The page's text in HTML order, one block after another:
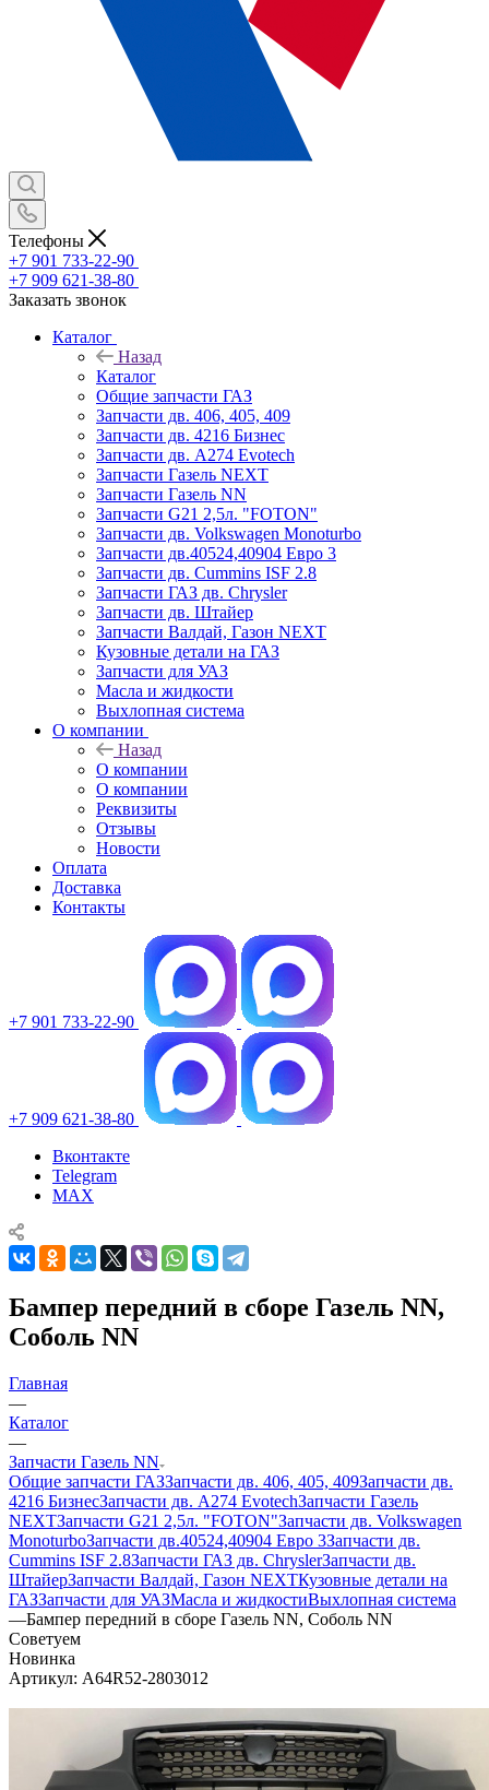
Телефоны
+7 901 733-22-90
+7 909 621-38-80
Заказать звонок
Каталог
Назад
Каталог
Общие запчасти ГАЗ
Запчасти дв. 406, 405, 409
Запчасти дв. 4216 Бизнес
Запчасти дв. A274 Evotech
Запчасти Газель NEXT
Запчасти Газель NN
Запчасти G21 2,5л. "FOTON"
Запчасти дв. Volkswagen Monoturbo
Запчасти дв.40524,40904 Евро 3
Запчасти дв. Cummins ISF 2.8
Запчасти ГАЗ дв. Chrysler
Запчасти дв. Штайер
Запчасти Валдай, Газон NEXT
Кузовные детали на ГАЗ
Запчасти для УАЗ
Масла и жидкости
Выхлопная система
О компании
Назад
О компании
О компании
Реквизиты
Отзывы
Новости
Оплата
Доставка
Контакты
+7 901 733-22-90
+7 909 621-38-80
Вконтакте
Telegram
MAX
Бампер передний в сборе Газель NN,
Соболь NN
Главная
—
Каталог
—
Запчасти Газель NN
Общие запчасти ГАЗЗапчасти дв. 406, 405, 409Запчасти дв.
4216 БизнесЗапчасти дв. A274 EvotechЗапчасти Газель
NEXTЗапчасти G21 2,5л. "FOTON"Запчасти дв. Volkswagen
MonoturboЗапчасти дв.40524,40904 Евро 3Запчасти дв.
Cummins ISF 2.8Запчасти ГАЗ дв. ChryslerЗапчасти дв.
ШтайерЗапчасти Валдай, Газон NEXTКузовные детали на
ГАЗЗапчасти для УАЗМасла и жидкостиВыхлопная система
—Бампер передний в сборе Газель NN, Соболь NN
Советуем
Новинка
Артикул: A64R52-2803012